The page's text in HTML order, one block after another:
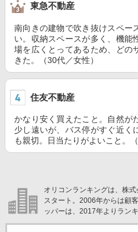
東急不動産
南向きの建物で吹き抜けスペー
い。収納スペースが多く、機能
場を広くとってあるため、どの
きた。（30代／女性）
住友不動産
かなり安く買えたこと。自然が
少し遠いが、バス停がすぐ近く
も親切。日当たりがよいこと。
オリコンランキングは、株
スタート。2006年からは顧
ッパーは、2017年よりラン